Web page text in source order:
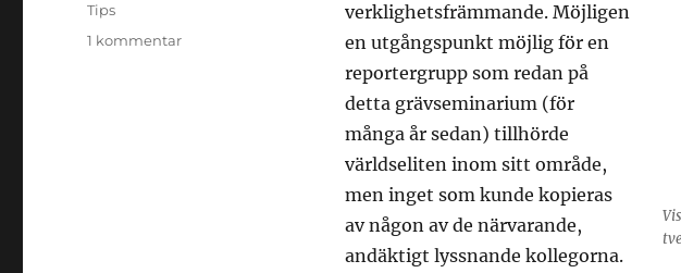
verklighetsfrämmande. Möjligen
en utgångspunkt möjlig för en
reportergrupp som redan på
detta grävseminarium (för
många år sedan) tillhörde
världseliten inom sitt område,
men inget som kunde kopieras
av någon av de närvarande,
andäktigt lyssnande kollegorna.
Tips
1 kommentartill